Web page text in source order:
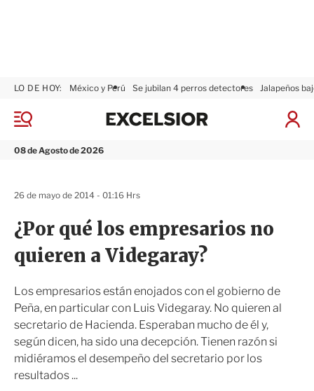
M
n
08 de Agosto de 2026
LO DE HOY: México y Perú Se jubilan 4 perros detectores Jalapeños
I
x
¿Por qué los empresarios no
quieren a Videgaray?
Los empresarios están enojados con el gobierno de
Peña, en particular con Luis Videgaray. No quieren al
secretario de Hacienda. Esperaban mucho de él y,
según dicen, ha sido una decepción. Tienen razón si
midiéramos el desempeño del secretario por los
resultados ...
26 de mayo de 2014 - 01:16 Hrs